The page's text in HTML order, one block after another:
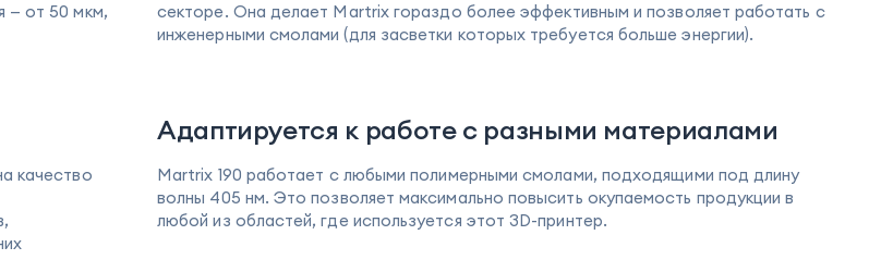
— от 50 мкм,
секторе. Она делает Martrix гораздо более эффективным и позволяет работать с
инженерными смолами (для засветки которых требуется больше энергии).
качество
Адаптируется к работе с разными материалами
Martrix 190 работает с любыми полимерными смолами, подходящими под длину
волны 405 нм. Это позволяет максимально повысить окупаемость продукции в
любой из областей, где используется этот 3D-принтер.